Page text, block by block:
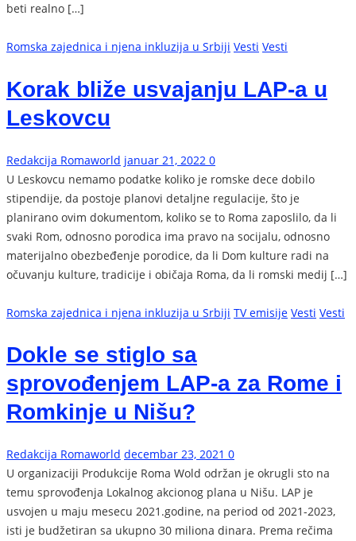
beti realno […]
Romska zajednica i njena inkluzija u Srbiji Vesti Vesti
Korak bliže usvajanju LAP-a u
Leskovcu
Redakcija Romaworld januar 21, 2022 0
U Leskovcu nemamo podatke koliko je romske dece dobilo
stipendije, da postoje planovi detaljne regulacije, što je
planirano ovim dokumentom, koliko se to Roma zaposlilo, da li
svaki Rom, odnosno porodica ima pravo na socijalu, odnosno
materijalno obezbeđenje porodice, da li Dom kulture radi na
očuvanju kulture, tradicije i običaja Roma, da li romski medij […]
Romska zajednica i njena inkluzija u Srbiji TV emisije Vesti Vesti
Dokle se stiglo sa
sprovođenjem LAP-a za Rome i
Romkinje u Nišu?
Redakcija Romaworld decembar 23, 2021 0
U organizaciji Produkcije Roma Wold održan je okrugli sto na
temu sprovođenja Lokalnog akcionog plana u Nišu. LAP je
usvojen u maju mesecu 2021.godine, na period od 2021-2023,
isti je budžetiran sa ukupno 30 miliona dinara. Prema rečima